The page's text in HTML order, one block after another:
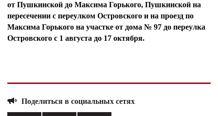
от Пушкинской до Максима Горького, Пушкинской на
пересечении с переулком Островского и на проезд по
Максима Горького на участке от дома № 97 до переулка
Островского с 1 августа до 17 октября.
Поделиться в социальных сетях